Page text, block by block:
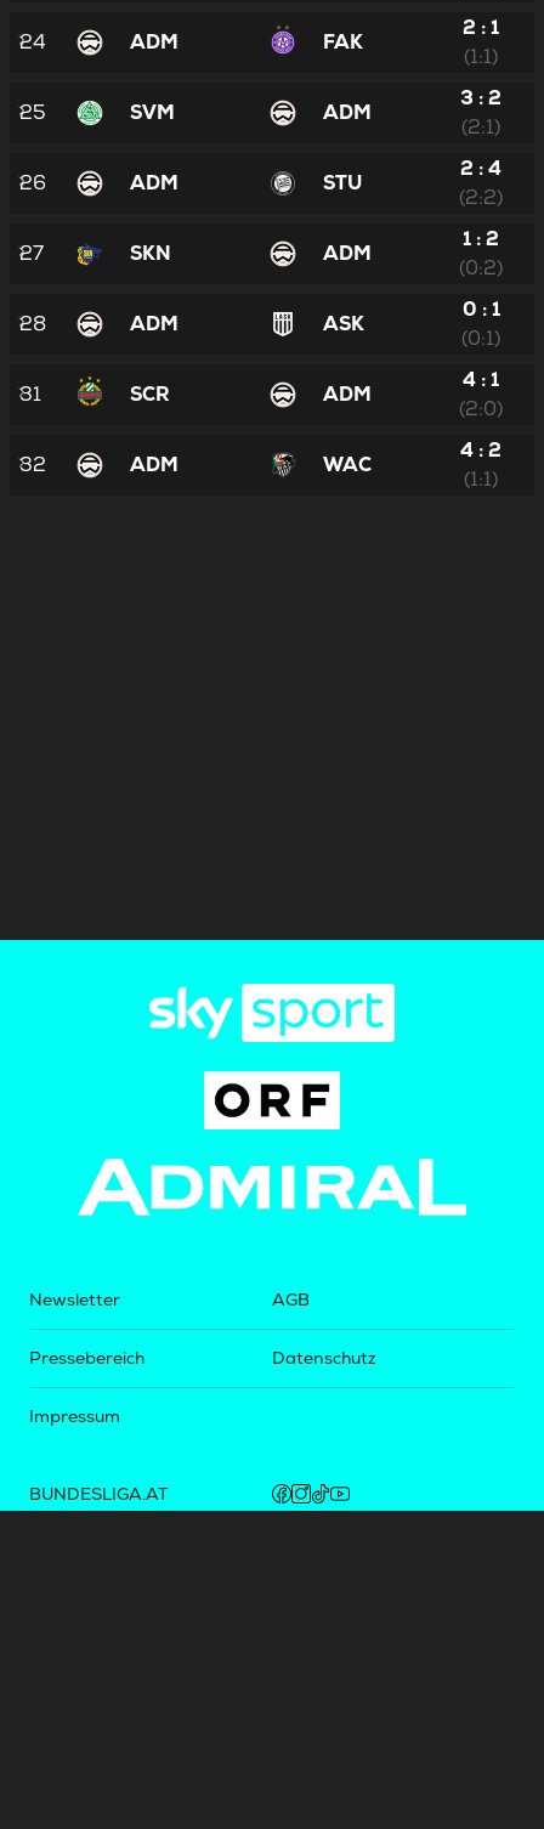
24 ADM FAK
2 : 1
(1:1)
25 SVM ADM
3 : 2
(2:1)
26 ADM STU
2 : 4
(2:2)
27 SKN ADM
1 : 2
(0:2)
28 ADM ASK
0 : 1
(0:1)
31 SCR ADM
4 : 1
(2:0)
32 ADM WAC
4 : 2
(1:1)
Newsletter
Pressebereich
Impressum
AGB
Datenschutz
BUNDESLIGA.AT